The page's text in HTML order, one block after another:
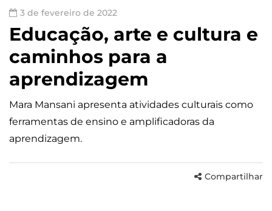
3 de fevereiro de 2022
Educação, arte e cultura e
caminhos para a
aprendizagem
Mara Mansani apresenta atividades culturais como
ferramentas de ensino e amplificadoras da
aprendizagem.
Compartilhar